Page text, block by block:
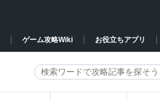
ゲーム攻略Wiki お役立ちアプリ